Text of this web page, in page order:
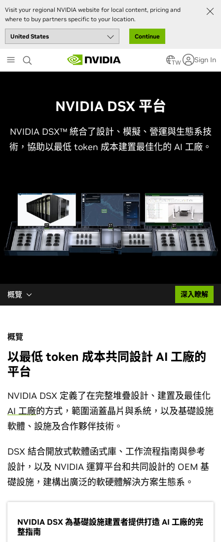
Visit your regional NVIDIA website for local content, pricing and
where to buy partners specific to your location.
Continue
to
main
TW Sign In
NVIDIA DSX 平台
NVIDIA DSX™ 統合了設計、模擬、營運與生態系技
術，協助以最低 token 成本建置最佳化的 AI 工廠。
概覽 深入瞭解
概覽
以最低 token 成本共同設計 AI 工廠的
平台
NVIDIA DSX 定義了在完整堆疊設計、建置及最佳化
AI 工廠的方式，範圍涵蓋晶片與系統，以及基礎設施
軟體、設施及合作夥伴技術。
DSX 結合開放式軟體函式庫、工作流程指南與參考
設計，以及 NVIDIA 運算平台和共同設計的 OEM 基
礎設施，建構出廣泛的軟硬體解決方案生態系。
NVIDIA DSX 為基礎設施建置者提供打造 AI 工廠的完
整指南